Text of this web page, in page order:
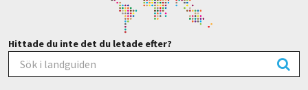
Hittade du inte det du letade efter?